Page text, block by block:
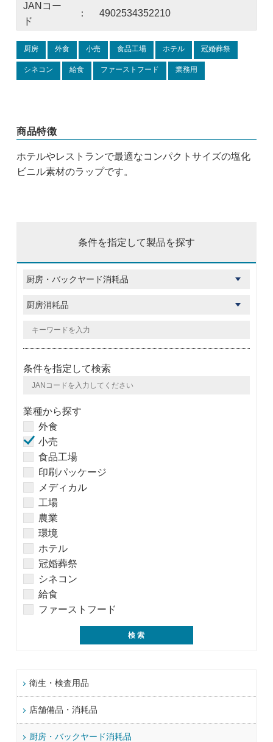
JANコー
ド
： 4902534352210
厨房 外食 小売 食品工場 ホテル 冠婚葬祭
シネコン 給食 ファーストフード 業務用
商品特徴
ホテルやレストランで最適なコンパクトサイズの塩化
ビニル素材のラップです。
条件を指定して製品を探す
条件を指定して検索
業種から探す
外食
小売
食品工場
印刷パッケージ
メディカル
工場
農業
環境
ホテル
冠婚葬祭
シネコン
給食
ファーストフード
衛生・検査用品
店舗備品・消耗品
厨房・バックヤード消耗品